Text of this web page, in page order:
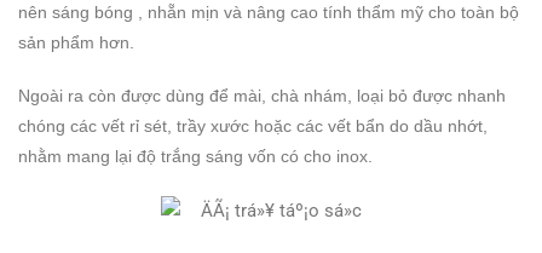
nên sáng bóng , nhẵn mịn và nâng cao tính thẩm mỹ cho toàn bộ
sản phẩm hơn.
Ngoài ra còn được dùng để mài, chà nhám, loại bỏ được nhanh
chóng các vết rỉ sét, trầy xước hoặc các vết bẩn do dầu nhớt,
nhằm mang lại độ trắng sáng vốn có cho inox.